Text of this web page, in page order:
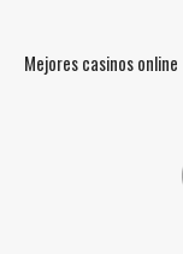
Mejores casinos online